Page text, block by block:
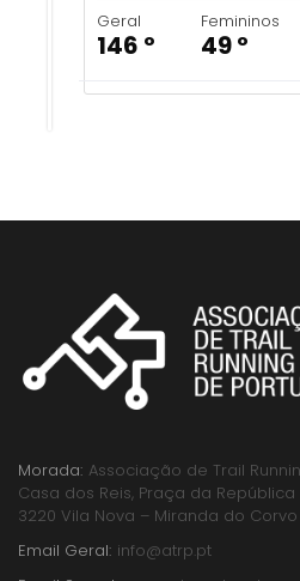
Geral
146 º
Femininos
49 º
Morada: Associação de Trail
Casa dos Reis, Praça da República
3220 Vila Nova – Miranda do Corvo
Email Geral: info@atrp.pt